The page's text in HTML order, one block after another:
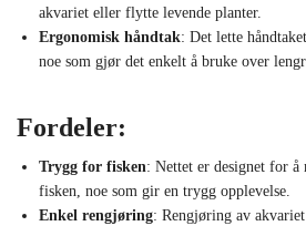
akvariet eller flytte levende planter.
Ergonomisk håndtak: Det lette
noe som gjør det enkelt å bruke over
Fordeler:
Trygg for fisken: Nettet er designet for å
fisken, noe som gir en trygg opplevelse.
Enkel rengjøring: Rengjøring av